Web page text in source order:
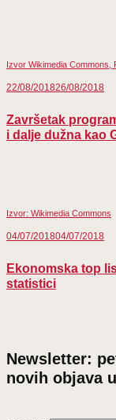
Izvor Wikimedia Commons,
22/08/201826/08/2018
Završetak
i dalje dužna kao
Izvor: Wikimedia Commons
04/07/201804/07/2018
Ekonomska top
statistici
Newsletter:
novih objava